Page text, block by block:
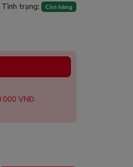
Tình trạng: Còn hàng
VNĐ.